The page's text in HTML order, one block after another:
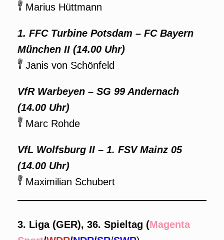
Marius Hüttmann
1. FFC Turbine Potsdam – FC Bayern
München II (14.00 Uhr)
Janis von Schönfeld
VfR Warbeyen – SG 99 Andernach
(14.00 Uhr)
Marc Rohde
VfL Wolfsburg II – 1. FSV Mainz 05
(14.00 Uhr)
Maximilian Schubert
3. Liga (GER), 36. Spieltag (Magenta